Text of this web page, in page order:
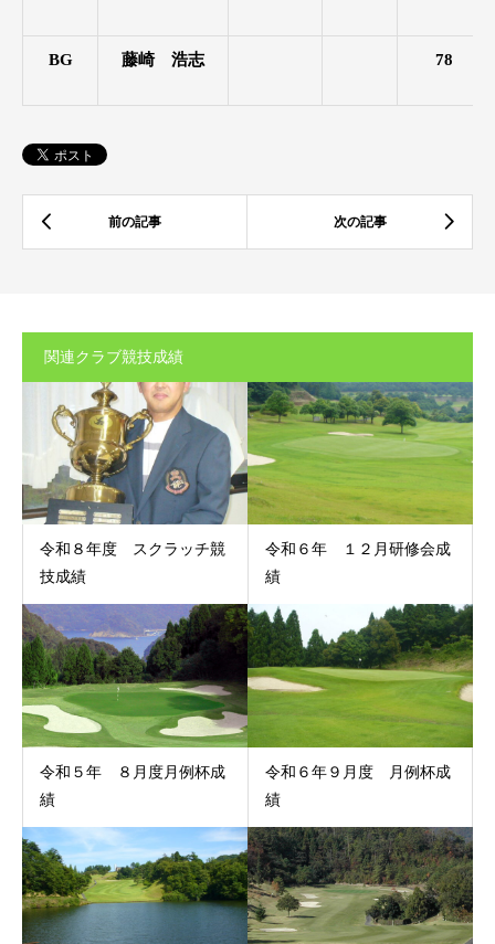
BG 藤崎 浩志 78
関連クラブ競技成績
令和８年度 スクラッチ競
技成績
令和６年 １２月研修会成
績
令和５年 ８月度月例杯成
績
令和６年９月度 月例杯成
績